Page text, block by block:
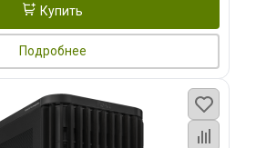
Купить
Подробнее